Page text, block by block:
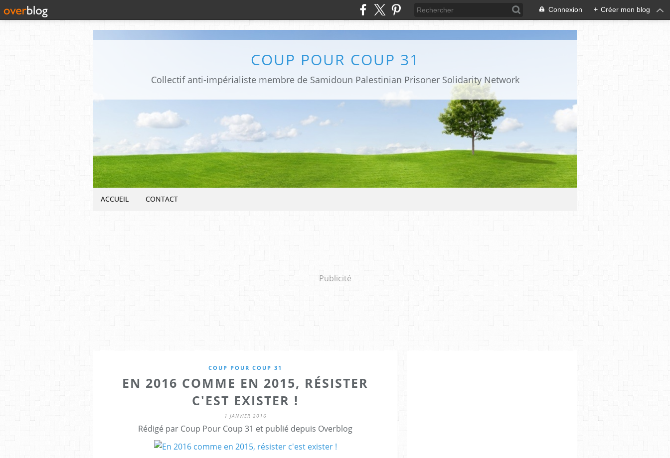
Connexion + Créer mon blog
COUP POUR COUP 31
Collectif anti-impérialiste membre de Samidoun Palestinian Prisoner Solidarity Network
ACCUEIL CONTACT
Publicité
COUP POUR COUP 31
EN 2016 COMME EN 2015, RÉSISTER
C'EST EXISTER !
1 JANVIER 2016
Rédigé par Coup Pour Coup 31 et publié depuis Overblog